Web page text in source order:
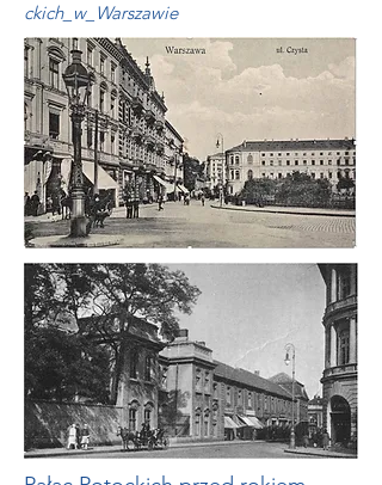
ckich_w_Warszawie